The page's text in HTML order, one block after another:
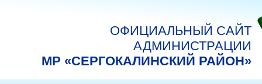
ОФИЦИАЛЬНЫЙ САЙТ
АДМИНИСТРАЦИИ
МP «СЕРГОКАЛИНСКИЙ РАЙОН»